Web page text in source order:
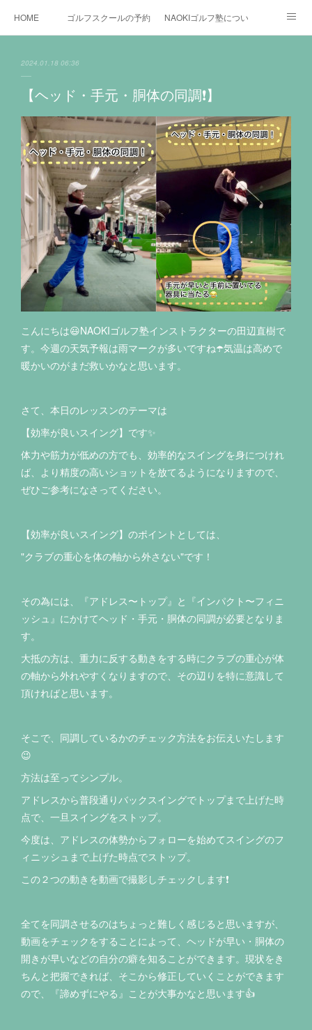
HOME ゴルフスクールの予約状況NAOKIゴルフ塾について
インスタグラム X
2024.01.18 06:36
【ヘッド・手元・胴体の同調❗️】
こんにちは😃NAOKIゴルフ塾インストラクターの田辺直樹で
す。今週の天気予報は雨マークが多いですね☂️気温は高めで
暖かいのがまだ救いかなと思います。
さて、本日のレッスンのテーマは
【効率が良いスイング】です✨
体力や筋力が低めの方でも、効率的なスイングを身につけれ
ば、より精度の高いショットを放てるようになりますので、
ぜひご参考になさってください。
【効率が良いスイング】のポイントとしては、
"クラブの重心を体の軸から外さない"です！
その為には、『アドレス〜トップ』と『インパクト〜フィニ
ッシュ』にかけてヘッド・手元・胴体の同調が必要となりま
す。
大抵の方は、重力に反する動きをする時にクラブの重心が体
の軸から外れやすくなりますので、その辺りを特に意識して
頂ければと思います。
そこで、同調しているかのチェック方法をお伝えいたします
😉
方法は至ってシンプル。
アドレスから普段通りバックスイングでトップまで上げた時
点で、一旦スイングをストップ。
今度は、アドレスの体勢からフォローを始めてスイングのフ
ィニッシュまで上げた時点でストップ。
この２つの動きを動画で撮影しチェックします❗️
全てを同調させるのはちょっと難しく感じると思いますが、
動画をチェックをすることによって、ヘッドが早い・胴体の
開きが早いなどの自分の癖を知ることができます。現状をき
ちんと把握できれば、そこから修正していくことができます
ので、『諦めずにやる』ことが大事かなと思います👍